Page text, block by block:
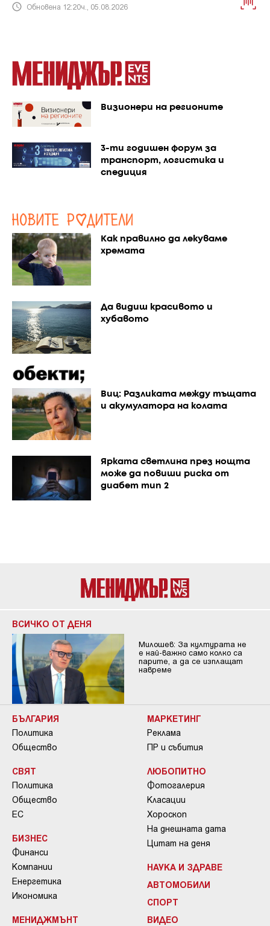
Обновена 12:20ч., 05.08.2026
Визионери на регионите
3-ти годишен форум за
транспорт, логистика и
спедиция
Как правилно да лекуваме
хремата
Да видиш красивото и
хубавото
Виц: Разликата между тъщата
и акумулатора на колата
Ярката светлина през нощта
може да повиши риска от
диабет тип 2
ВСИЧКО ОТ ДЕНЯ
Милошев: За културата не
е най-важно само колко са
парите, а да се изплащат
навреме
БЪЛГАРИЯ
Политика
Общество
СВЯТ
Политика
Общество
ЕС
БИЗНЕС
Финанси
Компании
Енергетика
Икономика
МЕНИДЖМЪНТ
МАРКЕТИНГ
Реклама
ПР и събития
ЛЮБОПИТНО
Фотогалерия
Класации
Хороскоп
На днешната дата
Цитат на деня
НАУКА И ЗДРАВЕ
АВТОМОБИЛИ
СПОРТ
ВИДЕО